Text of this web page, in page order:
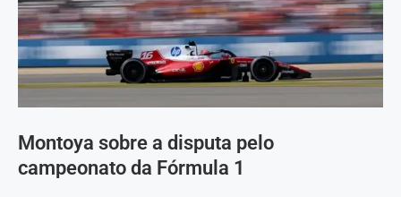
Montoya sobre a disputa pelo
campeonato da Fórmula 1